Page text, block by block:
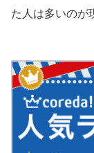
た人は多いのが